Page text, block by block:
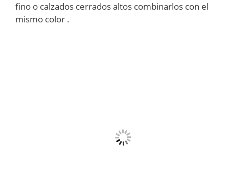
fino o calzados cerrados altos combinarlos con el
mismo color .